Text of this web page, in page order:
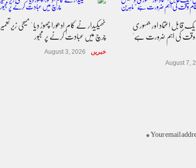
ٹھیکیدار نے کام ادھورا چھوڑ دیا ' مسیحی زیر تعمیر
چرچ میں عبادت کرنے پر مجبور
خبریں August 3, 2026
قابل اعتماد اور جمہوری
وقت کی اہم ضرورت ہے'
August 7,
Your email